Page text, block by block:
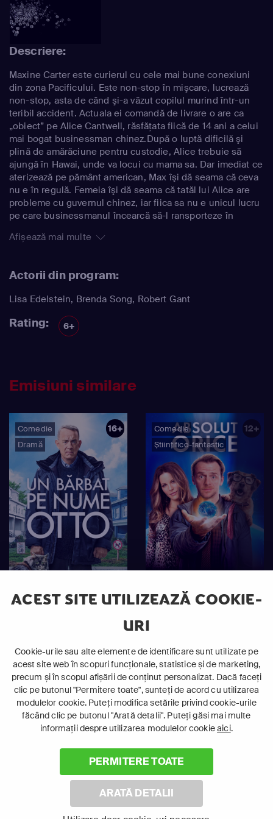
ACEST SITE UTILIZEAZĂ COOKIE-
URI
Cookie-urile sau alte elemente de identificare sunt utilizate pe
acest site web în scopuri funcționale, statistice și de marketing,
precum și în scopul afișării de conținut personalizat. Dacă faceți
clic pe butonul "Permitere toate", sunteți de acord cu utilizarea
modulelor cookie. Puteți modifica setările privind cookie-urile
făcând clic pe butonul "Arată detalii". Puteți găsi mai multe
informații despre utilizarea modulelor cookieaici.
PERMITERE TOATE
ARATĂ DETALII
Descriere:
Maxine Carter este curierul cu cele mai bune conexiuni
din zona Pacificului. Este non-stop în mişcare, lucrează
non-stop, asta de când şi-a văzut copilul murind într-un
teribil accident. Actuala ei comandă de livrare o are ca
„obiect” pe Alice Cantwell, răsfăţata fiică de 14 ani a celui
mai bogat businessman chinez.După o luptă dificilă şi
plină de amărăciune pentru custodie, Alice trebuie să
ajungă în Hawai, unde va locui cu mama sa. Dar imediat ce
aterizează pe pământ american, Max îşi dă seama că ceva
nu e în regulă. Femeia îşi dă seama că tatăl lui Alice are
probleme cu guvernul chinez, iar fiica sa nu e unicul lucru
pe care businessmanul încearcă să-l ransporteze în
încearcă s-o ducă pe Alice în siguranţă la casa mamei
e mai rău: băieţii răi ce le calcă pe urme sau caracterul
Afișează mai multe
Actorii din program:
Lisa Edelstein, Brenda Song, Robert Gant
Rating: 6+
Emisiuni similare
Comedie
Dramă
16+
Un barbat pe nume
Comedie
Științifico-fantastic
12+
Absolut orice
Comedie
Film de dragoste
12+
Acțiune
Comedie
De familie
12+